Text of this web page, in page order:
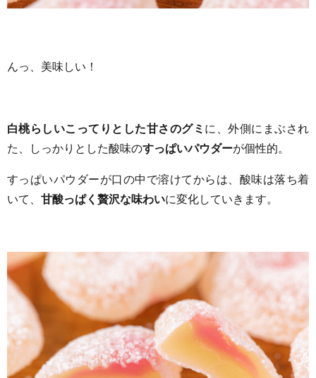
んっ、美味しい！
白桃らしいこってりとした甘さのグミ に、外側にまぶされ
た、しっかりとした酸味のすっぱいパウダーが個性的。
すっぱいパウダーが口の中で溶けてからは、酸味は落ち着
いて、 甘酸っぱく贅沢な味わいに変化していきます。